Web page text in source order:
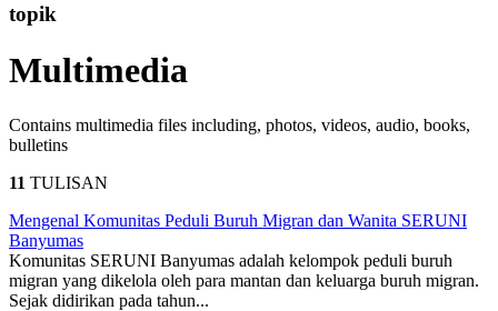
topik
Multimedia
Contains multimedia files including, photos, videos, audio, books,
bulletins
11 TULISAN
Mengenal Komunitas Peduli Buruh Migran dan Wanita SERUNI
Banyumas
Komunitas SERUNI Banyumas adalah kelompok peduli buruh
migran yang dikelola oleh para mantan dan keluarga buruh migran.
Sejak didirikan pada tahun...